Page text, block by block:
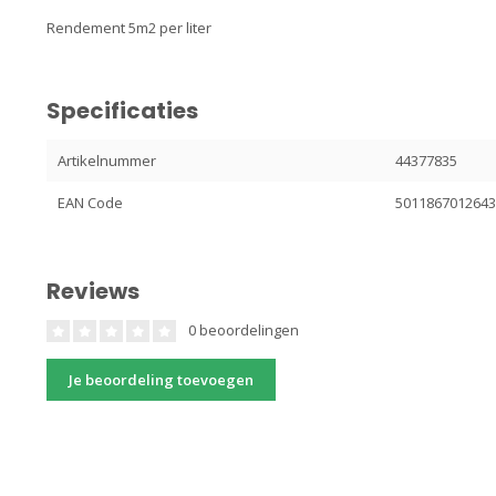
Rendement 5m2 per liter
Specificaties
Artikelnummer 44377835
EAN Code 5011867012643
Reviews
0 beoordelingen
Je beoordeling toevoegen